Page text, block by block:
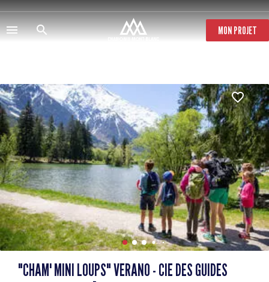
Pasar
al
contenido
principal
MON PROJET
"CHAM' MINI LOUPS" VERANO - CIE DES GUIDES